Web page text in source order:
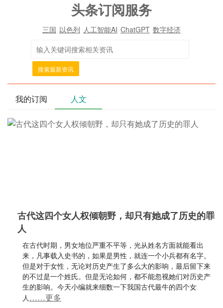
头条订阅服务
三国 以色列 人工智能AI ChatGPT 数字经济
搜索最新资讯
我的订阅 人文
古代这四个女人权倾朝野，却只有她成了历史的罪
人
在古代时期，男女地位严重不平等，光从姓名方面就能看出
来，凡事载入史书的，如果是男性，就连一个小兵都有名字。
但是对于女性，无论对历史产生了多么大的影响，最后留下来
的不过是一个姓氏。但是无论如何，都不能忽视她们对历史产
生的影响。今天小编就来细数一下我国古代最牛的四个女
人……更多